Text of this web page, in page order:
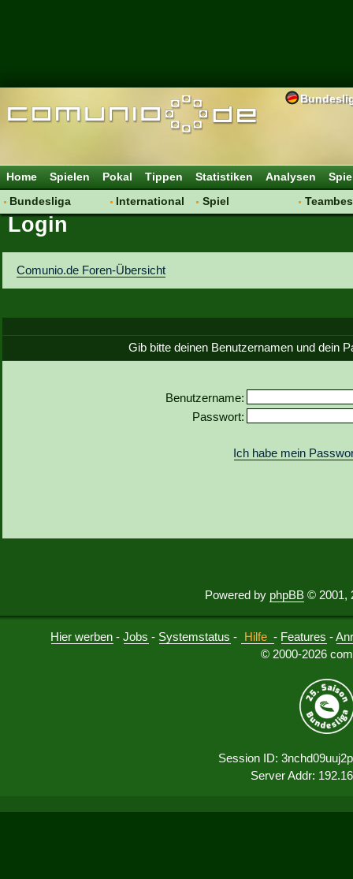
Home Spielen Pokal Tippen Statistiken Analysen
Bundesliga
Hot News
Spielanalyse
Vereinsdiskussion
International
Spiel
Login
Comunio.de Foren-Übersicht
Gib bitte deinen Benutzernamen und dein
Benutzername:
Passwort:
Ich habe mein
Powered by phpBB © 2001,
Hier werben -Jobs - Systemstatus - Hilfe - Features -
© 2000-2026
Session ID:
Server Addr: